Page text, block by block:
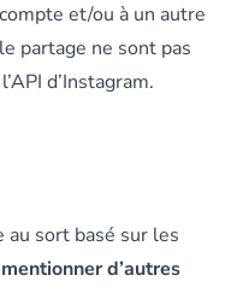
et/ou à un autre
partage ne sont pas
d’Instagram.
au sort basé sur les
mentionner d’autres